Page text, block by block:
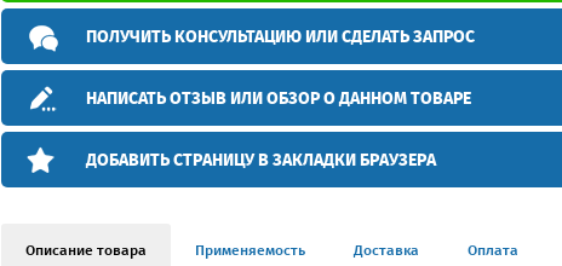
ПОЛУЧИТЬ КОНСУЛЬТАЦИЮ ИЛИ СДЕЛАТЬ ЗАПРОС
НАПИСАТЬ ОТЗЫВ ИЛИ ОБЗОР О ДАННОМ ТОВАРЕ
ДОБАВИТЬ СТРАНИЦУ В ЗАКЛАДКИ БРАУЗЕРА
Описание товара Применяемость Доставка Оплата